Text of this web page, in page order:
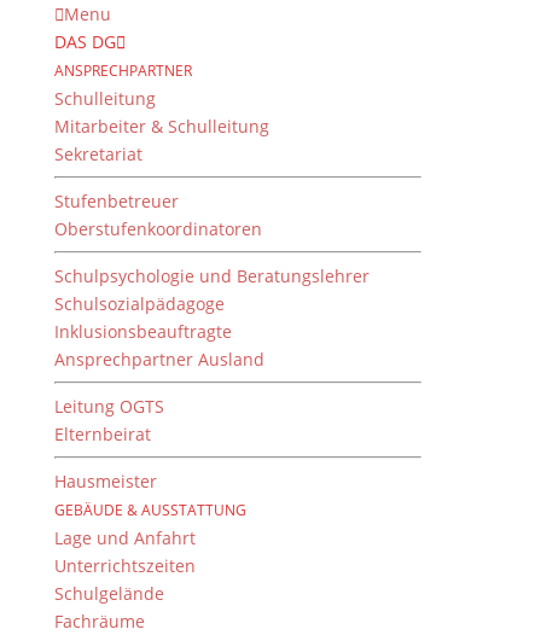
Menu
DAS DG
ANSPRECHPARTNER
Schulleitung
Mitarbeiter & Schulleitung
Sekretariat
Stufenbetreuer
Oberstufenkoordinatoren
Schulpsychologie und Beratungslehrer
Schulsozialpädagoge
Inklusionsbeauftragte
Ansprechpartner Ausland
Leitung OGTS
Elternbeirat
Hausmeister
GEBÄUDE & AUSSTATTUNG
Lage und Anfahrt
Unterrichtszeiten
Schulgelände
Fachräume
WR-Kurs am Landgericht
2. August 2022
Endlich war es wieder möglich, im Rahmen des WR-
Unterrichts eine Gerichtsverhandlung zu besuchen.
Schnell wurde dabei klar, dass sich “echte”
Verhandlungen stark von denjenigen, die im Film
gezeigt werden, unterscheiden. Das Urteil wird nicht